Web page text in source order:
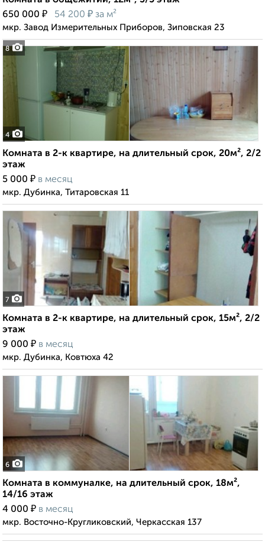
8
650 000 ₽ 54 200 ₽ за м²
мкр. Завод Измерительных Приборов, Зиповская 23
4
Комната в 2-к квартире, на длительный срок, 20м², 2/2
этаж
5 000 ₽ в месяц
мкр. Дубинка, Титаровская 11
7
Комната в 2-к квартире, на длительный срок, 15м², 2/2
этаж
9 000 ₽ в месяц
мкр. Дубинка, Ковтюха 42
6
Комната в коммуналке, на длительный срок, 18м²,
14/16 этаж
4 000 ₽ в месяц
мкр. Восточно-Кругликовский, Черкасская 137